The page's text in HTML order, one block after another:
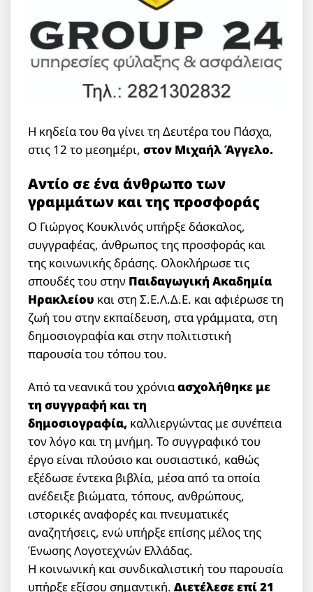
Η κηδεία του θα γίνει τη Δευτέρα του Πάσχα,
στις 12 το μεσημέρι,στον Μιχαήλ Άγγελο.
Αντίο σε ένα άνθρωπο των
γραμμάτων και της προσφοράς
Ο Γιώργος Κουκλινός υπήρξε δάσκαλος,
συγγραφέας, άνθρωπος της προσφοράς και
της κοινωνικής δράσης. Ολοκλήρωσε τις
σπουδές του στην Παιδαγωγική Ακαδημία
Ηρακλείου και στη Σ.Ε.Λ.Δ.Ε. και αφιέρωσε τη
ζωή του στην εκπαίδευση, στα γράμματα, στη
δημοσιογραφία και στην πολιτιστική
παρουσία του τόπου του.
Από τα νεανικά του χρόνιαασχολήθηκε με
τη συγγραφή και τη
δημοσιογραφία, καλλιεργώντας με συνέπεια
τον λόγο και τη μνήμη. Το συγγραφικό του
έργο είναι πλούσιο και ουσιαστικό, καθώς
εξέδωσε έντεκα βιβλία, μέσα από τα οποία
ανέδειξε βιώματα, τόπους, ανθρώπους,
ιστορικές αναφορές και πνευματικές
αναζητήσεις, ενώ υπήρξε επίσης μέλος της
Ένωσης Λογοτεχνών Ελλάδας.
Η κοινωνική και συνδικαλιστική του παρουσία
υπήρξε εξίσου σημαντική.Διετέλεσε επί 21